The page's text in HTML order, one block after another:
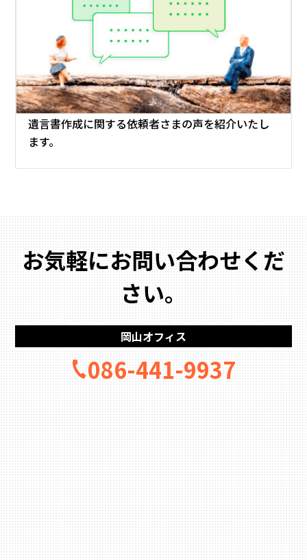
遺言書作成に関する依頼者さまの声を紹介いたし
ます。
お気軽にお問い合わせくだ
さい。
岡山オフィス
086-441-9937